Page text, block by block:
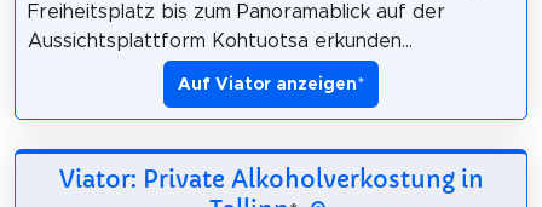
Freiheitsplatz bis zum Panoramablick auf der
Aussichtsplattform Kohtuotsa erkunden...
Auf Viator anzeigen*
Viator: Private Alkoholverkostung in